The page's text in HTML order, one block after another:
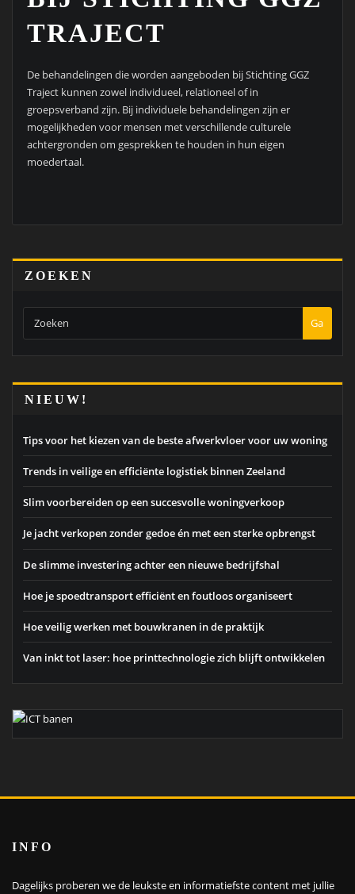
TRAJECT
De behandelingen die worden aangeboden bij Stichting GGZ
Traject kunnen zowel individueel, relationeel of in
groepsverband zijn. Bij individuele behandelingen zijn er
mogelijkheden voor mensen met verschillende culturele
achtergronden om gesprekken te houden in hun eigen
moedertaal.
ZOEKEN
Ga
NIEUW!
Tips voor het kiezen van de beste afwerkvloer voor uw woning
Trends in veilige en efficiënte logistiek binnen Zeeland
Slim voorbereiden op een succesvolle woningverkoop
Je jacht verkopen zonder gedoe én met een sterke opbrengst
De slimme investering achter een nieuwe bedrijfshal
Hoe je spoedtransport efficiënt en foutloos organiseert
Hoe veilig werken met bouwkranen in de praktijk
Van inkt tot laser: hoe printtechnologie zich blijft ontwikkelen
INFO
Dagelijks proberen we de leukste en informatiefste content met jullie